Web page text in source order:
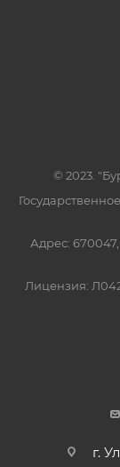
© 2023.
Адрес:
Лицензия:
г.